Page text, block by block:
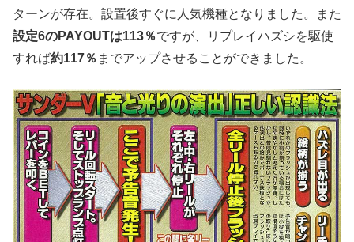
ターンが存在。設置後すぐに人気機種となりました。また
設定6のPAYOUTは113％ですが、リプレイハズシを駆使
すれば約117％ までアップさせることができました。